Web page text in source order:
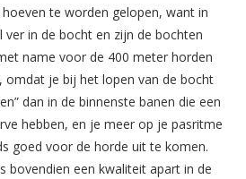
hoeven te worden gelopen, want in
in de bocht en zijn de bochten
name voor de 400 meter horden
omdat je bij het lopen van de bocht
dan in de binnenste banen die een
hebben, en je meer op je pasritme
goed voor de horde uit te komen.
bovendien een kwaliteit apart in de